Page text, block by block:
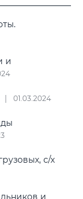
и
01.03.2024
с/х
и